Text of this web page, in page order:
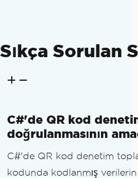
Sıkça Sorulan
C#'de QR kod
doğrulanmasının
C#'de QR kod denetim
kodunda kodlanmış